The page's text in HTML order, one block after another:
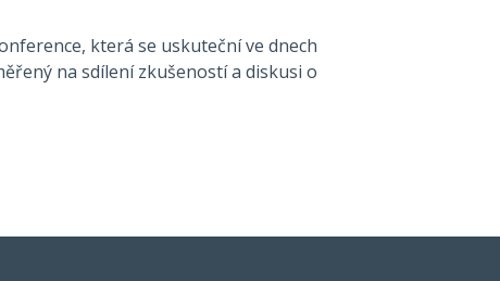
která se uskuteční ve dnech
na sdílení zkušeností a diskusi o